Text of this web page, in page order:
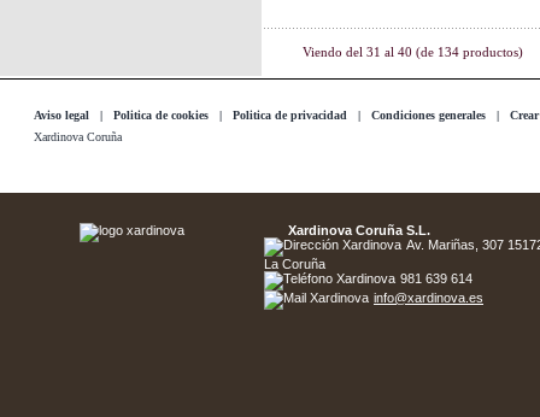
Viendo del 31 al 40 (de 134 productos)
Aviso legal | Politica de cookies | Politica de privacidad | Condiciones generales |
Xardinova Coruña
Xardinova Coruña S.L.
Av. Mariñas, 307
La Coruña
981 639 614
info@xardinova.es